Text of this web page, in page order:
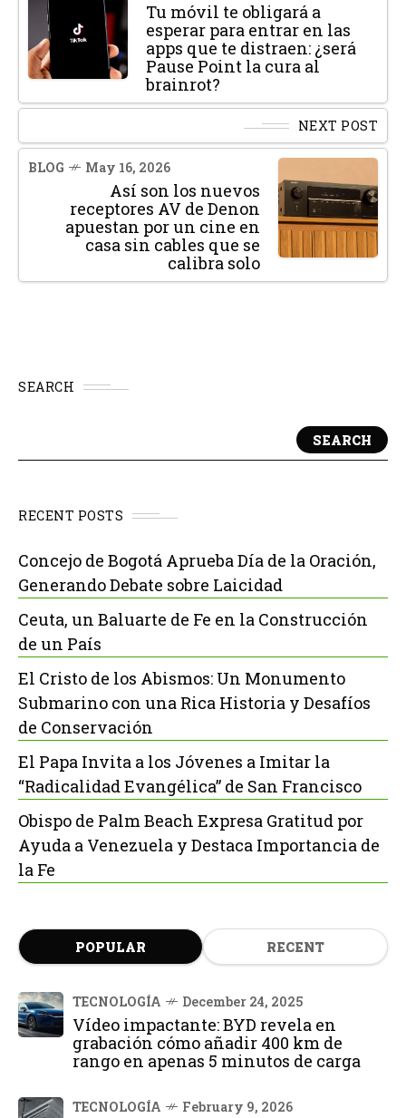
Tu móvil te obligará a
esperar para entrar en las
apps que te distraen: ¿será
Pause Point la cura al
brainrot?
NEXT POST
BLOG May 16, 2026
Así son los nuevos
receptores AV de Denon
apuestan por un cine en
casa sin cables que se
calibra solo
SEARCH
SEARCH
RECENT POSTS
Concejo de Bogotá Aprueba Día de la Oración,
Generando Debate sobre Laicidad
Ceuta, un Baluarte de Fe en la Construcción
de un País
El Cristo de los Abismos: Un Monumento
Submarino con una Rica Historia y Desafíos
de Conservación
El Papa Invita a los Jóvenes a Imitar la
“Radicalidad Evangélica” de San Francisco
Obispo de Palm Beach Expresa Gratitud por
Ayuda a Venezuela y Destaca Importancia de
la Fe
POPULAR RECENT
TECNOLOGÍA December 24, 2025
Vídeo impactante: BYD revela en
grabación cómo añadir 400 km de
rango en apenas 5 minutos de carga
TECNOLOGÍA February 9, 2026